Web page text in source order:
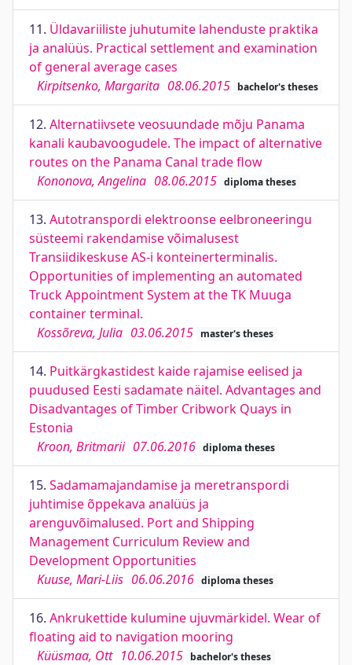
11. Üldavariiliste juhutumite lahenduste praktika
ja analüüs. Practical settlement and examination
of general average cases
Kirpitsenko, Margarita 08.06.2015 bachelor's theses
12. Alternatiivsete veosuundade mõju Panama
kanali kaubavoogudele. The impact of alternative
routes on the Panama Canal trade flow
Kononova, Angelina 08.06.2015 diploma theses
13. Autotranspordi elektroonse eelbroneeringu
süsteemi rakendamise võimalusest
Transiidikeskuse AS-i konteinerterminalis.
Opportunities of implementing an automated
Truck Appointment System at the TK Muuga
container terminal.
Kossõreva, Julia 03.06.2015 master's theses
14. Puitkärgkastidest kaide rajamise eelised ja
puudused Eesti sadamate näitel. Advantages and
Disadvantages of Timber Cribwork Quays in
Estonia
Kroon, Britmarii 07.06.2016 diploma theses
15. Sadamamajandamise ja meretranspordi
juhtimise õppekava analüüs ja
arenguvõimalused. Port and Shipping
Management Curriculum Review and
Development Opportunities
Kuuse, Mari-Liis 06.06.2016 diploma theses
16. Ankrukettide kulumine ujuvmärkidel. Wear of
floating aid to navigation mooring
Küüsmaa, Ott 10.06.2015 bachelor's theses